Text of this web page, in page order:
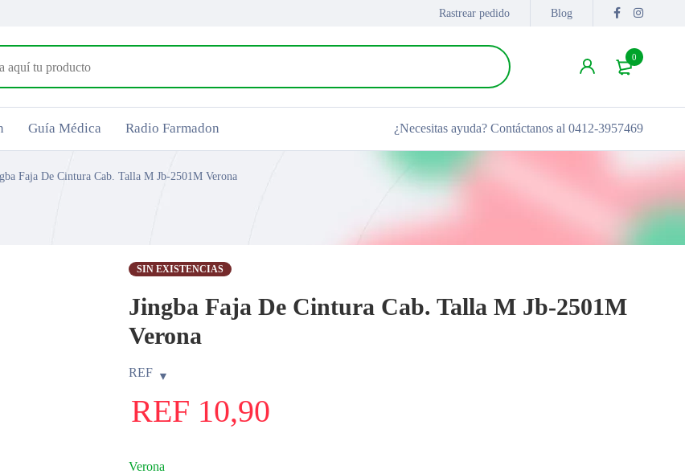
Rastrear pedido Blog
0
Guía Médica Radio Farmadon ¿Necesitas ayuda? Contáctanos al 0412-3957469
Faja De Cintura Cab. Talla M Jb-2501M Verona
SIN EXISTENCIAS
Jingba Faja De Cintura Cab. Talla M Jb-2501M
Verona
REF
REF 10,90
Verona